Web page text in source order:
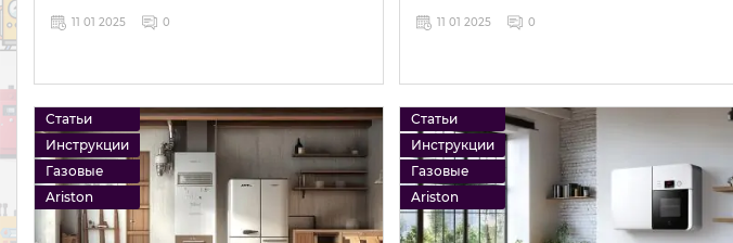
11 01 2025 0 11 01 2025 0
Статьи
Инструкции
Газовые
Ariston
Статьи
Инструкции
Газовые
Ariston